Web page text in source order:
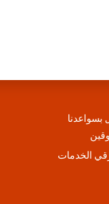
بسواعدنا
الخدمات